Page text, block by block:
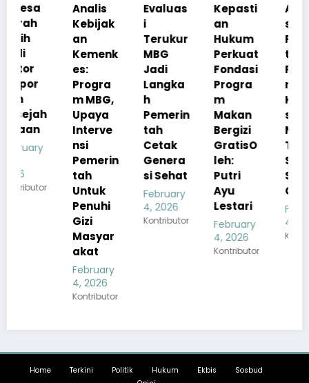
Analis
Kebijak
an
es:
Progra
Upaya
Interve
nsi
Untuk
Evaluas
i
MBG
Langka
h
Pemerin
tah
Genera
February
4, 2026
Kepasti
Hukum
Perkuat
Progra
Makan
GratisO
leh:
Putri
Ayu
Lestari
February
Apresia
Pemerin
tah
Pastika
n
s Menu
MBG
Tetap
Standar
February
4, 2026
Kontributor
Home Terkini Politik Hukum Ekbis
Sosbud